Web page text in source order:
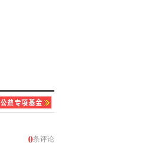
0条评论